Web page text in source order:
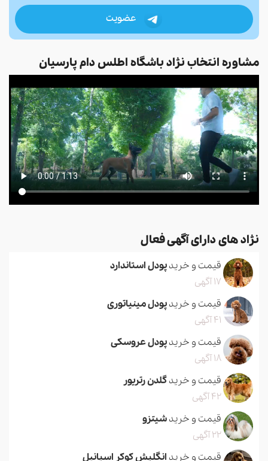
عضویت
مشاوره انتخاب نژاد باشگاه اطلس دام پارسیان
نژاد های دارای آگهی فعال
قیمت و خریدپودل استاندارد
17 آگهی
قیمت و خریدپودل مینیاتوری
41 آگهی
قیمت و خریدپودل عروسکی
18 آگهی
قیمت و خریدگلدن رتریور
42 آگهی
قیمت و خریدشیتزو
22 آگهی
قیمت و خرید انگلیش کوکر اسپانیل